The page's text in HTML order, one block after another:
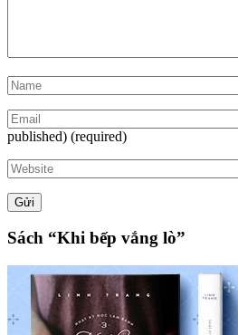
published) (required)
Sách “Khi bếp vắng lò”